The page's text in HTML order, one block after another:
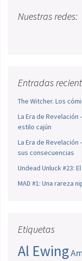
Nuestras redes:
Entradas
The Witcher. Los
La Era de Revelación
estilo cajún
La Era de Revelación
sus consecuencias
Undead Unluck #23:
MAD #1: Una rareza
Etiquetas
Al Ewing